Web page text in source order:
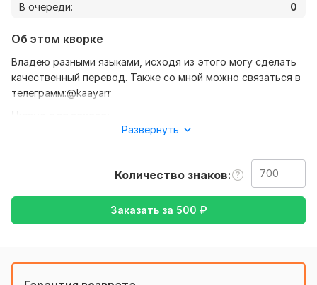
В очереди:
0
Об этом кворке
Владею разными языками, исходя из этого могу сделать
качественный перевод. Также со мной можно связаться в
телеграмм:@kaayarr
От вас ожидаю лишь текст и уточнение моей работы,
Медицина и
здоровье,
Образование и наука, Товары и услуги
с Русского на Немецкий
Развернуть
Количество знаков
Заказать за 500 ₽